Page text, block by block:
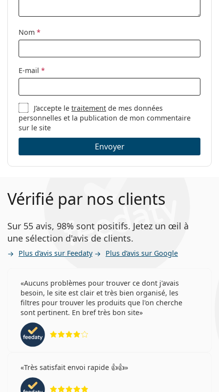
Nom *
E-mail *
J’accepte letraitement de mes données
personnelles et la publication de mon commentaire
sur le site
Envoyer
Vérifié par nos clients
Sur 55 avis, 98% sont positifs. Jetez un œil à
une sélection d'avis de clients.
Plus d’avis sur Feedaty Plus d’avis sur Google
Aucuns problèmes pour trouver ce dont j'avais
besoin, le site est clair et très bien organisé, les
filtres pour trouver les produits que l'on cherche
sont pertinent. En bref très bon site
Très satisfait envoi rapide 👍👍